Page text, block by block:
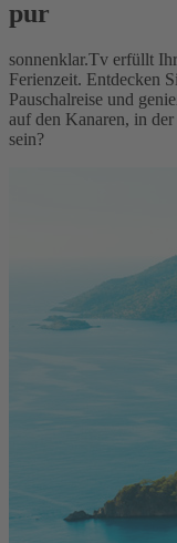
pur
sonnenklar.Tv erfüllt
Ferienzeit. Entdecken
Pauschalreise und
auf den Kanaren, in
sein?